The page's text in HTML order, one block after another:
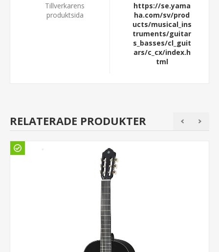
Tillverkarens
produktsida
https://se.yama
ha.com/sv/prod
ucts/musical_ins
truments/guitar
s_basses/cl_guit
ars/c_cx/index.h
tml
RELATERADE PRODUKTER